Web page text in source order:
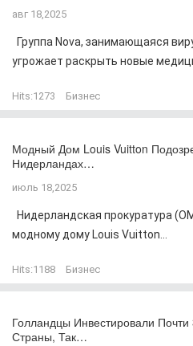
авг 18,2025
Группа Nova, занимающаяся
угрожает раскрыть новые
Hits:1273 Бизнес
Модный Дом Louis Vuitton
Нидерландах…
июль 18,2025
Нидерландская прокуратура
модному дому Louis Vuitton...
Hits:1188 Бизнес
Голландцы Инвестировали
Страны, Так…